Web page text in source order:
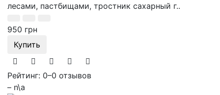
лесами, пастбищами, тростник сахарный г..
950 грн
Купить
Рейтинг: 0–0 отзывов
– n\a